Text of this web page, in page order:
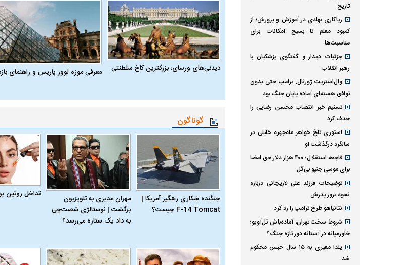
دیدنی‌های ورسای؛ بزرگترین کاخ سلطنتی
معرفی موزه لوور پاریس و راهنمای
گوناگون
جنگنده شکاری رهگیر آمریکا |
F-14 Tomcat چیست؟
مهران مدیری به تلویزیون
برگشت | نوستالژی شصت‌چی
به داد یک ستاره می‌رسد؟
تداخل روتین
تاریخ
ریاکاری نهادی در آموزش و پرورش؛ از
کمبود معلم تا بسیج امکانات برای
مناسبت‌ها
جزئیات دیدار و گفتگوی پزشکیان با
رهبر انقلاب
وال‌استریت ژورنال: ترامپ حتی بدون
توافق هسته‌ای آماده پایان جنگ بود
تسنیم خبر انتصاب محسن رضایی را
حذف کرد
استوری تلخ خواهر ماه‌چهره خلیلی در
سالگرد درگذشت او
فاجعه استقلال؛ ۴۰۰ هزار دلار حق امضا
برای موسی جنپو بی‌گل
توضیحات فرزند علی لاریجانی درباره
نحوه ترور پدرش
نتانیاهو طرح ترامپ را رد کرد
شروط سخت تهران، آماده‌باش تل‌آویو؛
خاورمیانه در آستانه دور تازه جنگ؟
یلدا معیری به ۱۵ سال حبس محکوم
شد